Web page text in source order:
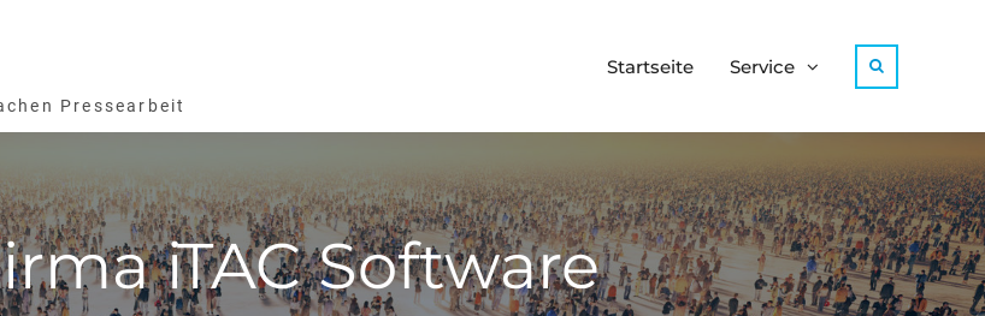
Pressearbeit
Startseite Service
iTAC Software